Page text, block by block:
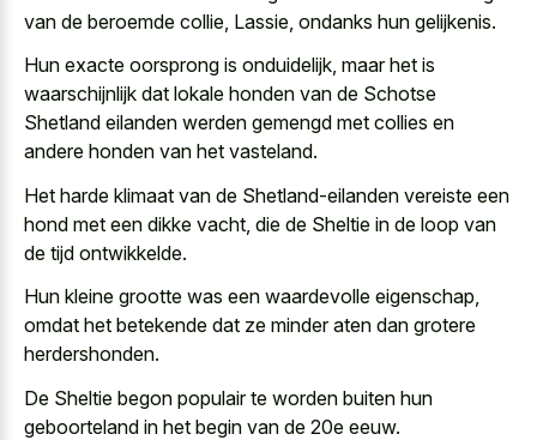
van de beroemde collie, Lassie, ondanks hun gelijkenis.
Hun exacte oorsprong is onduidelijk, maar het is
waarschijnlijk dat lokale honden van de Schotse
Shetland eilanden werden gemengd met collies en
andere honden van het vasteland.
Het harde klimaat van de Shetland-eilanden vereiste een
hond met een dikke vacht, die de Sheltie in de loop van
de tijd ontwikkelde.
Hun kleine grootte was een waardevolle eigenschap,
omdat het betekende dat ze minder aten dan grotere
herdershonden.
De Sheltie begon populair te worden buiten hun
geboorteland in het begin van de 20e eeuw.